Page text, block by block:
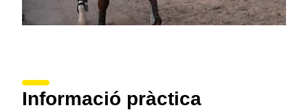
Informació pràctica